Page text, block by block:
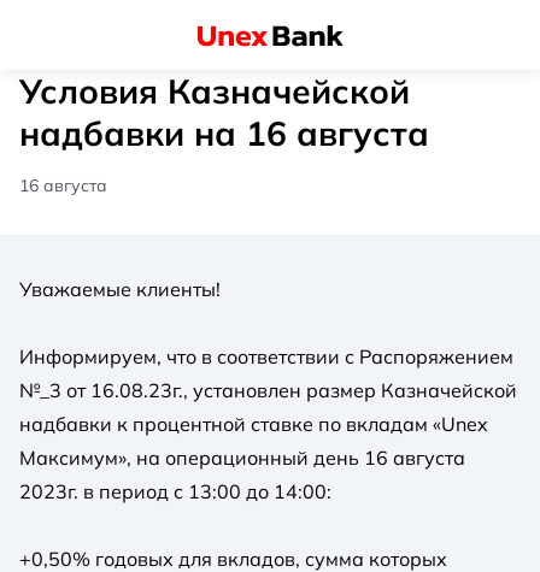
Условия Казначейской
надбавки на 16 августа
16 августа
Уважаемые клиенты!
Информируем, что в соответствии с Распоряжением
№_3 от 16.08.23г., установлен размер Казначейской
надбавки к процентной ставке по вкладам «Unex
Максимум», на операционный день 16 августа
2023г. в период с 13:00 до 14:00:
+0,50% годовых для вкладов, сумма которых